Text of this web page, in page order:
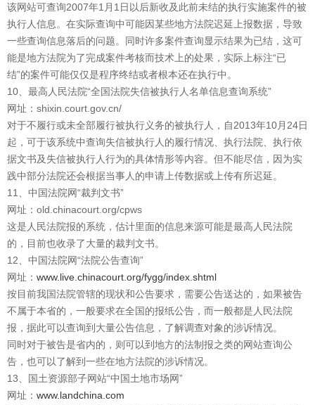
该网站可查询2007年1月1日以后新收及此前未结的执行实施案件的被
执行人信息。在实际查询中可能因某些地方法院迟延上报数据，导致
一些查询信息落后的问题。同时许多案件查询显示结果为已结，这可
能是地方法院为了完成案件考核而技术上的处果，实际上标注“已
结”的案件可能仅仅是程序终结或者根本还在执行中。
10、最高人民法院“全国法院失信被执行人名单信息查询系统”
网址：shixin.court.gov.cn/
对于不履行或未全部履行被执行义务的被执行人，自2013年10月24日
起，可于该系统中查询失信被执行人的履行情况、执行法院、执行依
据文书及失信被执行人行为的具体情形等内容。但不能尽信，因为实
践中部分法院还会根据当事人的申请上传数据或上传有所迟延。
11、中国法院网“裁判文书”
网址：old.chinacourt.org/cpws
这是人民法院报的系统，估计里面的信息来源可能是最高人民法院
的，目前也收录了大量的裁判文书。
12、中国法院网“法院公告查询”
网址： www.live.chinacourt.org/fygg/index.shtml
按目前我国法院管辖的现状和公告要求，需要公告送达的，如果被告
不属于本省的，一般要求在全国的报纸公告，而一般都是人民法院
报，据此可以查询到大量公告信息，了解调查对象的涉诉情况。
同时对于被告是省内的，则可以到地方的法制报之类的网站查询公
告，也可以了解到一些在地方法院的涉诉情况。
13、国土资源部子网站“中国土地市场网”
网址： www.landchina.com